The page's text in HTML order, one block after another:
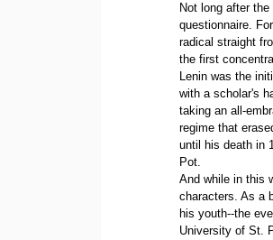
Not long after
questionnaire.
radical straight
the first
Lenin was the
with a scholar's
taking an all-
regime that
until his death in
Pot.
And while in this
characters. As a
his youth--the
University of St.